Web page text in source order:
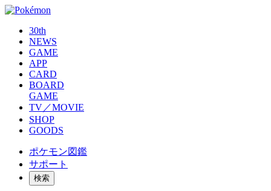
30th
NEWS
GAME
APP
CARD
BOARD
GAME
TV／MOVIE
SHOP
GOODS
ポケモン図鑑
サポート
検索